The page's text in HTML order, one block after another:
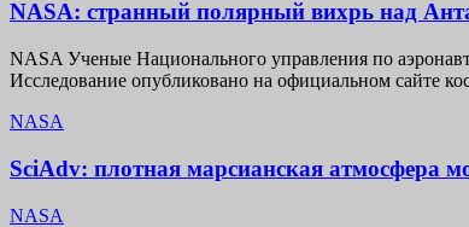
NASA: странный полярный вихрь над
NASA Ученые Национального управления по
Исследование опубликовано на официальном сайте
NASA
SciAdv: плотная марсианская атмосфера
NASA